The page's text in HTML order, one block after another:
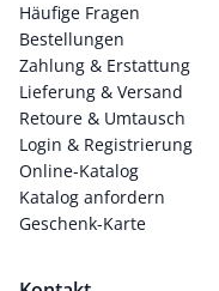
Häufige Fragen
Bestellungen
Zahlung & Erstattung
Lieferung & Versand
Retoure & Umtausch
Login & Registrierung
Online-Katalog
Katalog anfordern
Geschenk-Karte